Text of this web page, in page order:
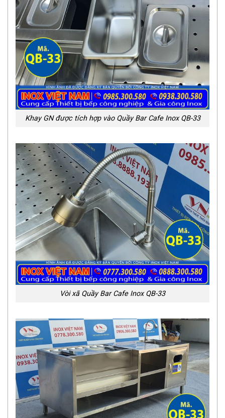
Khay GN được tích hợp vào Quầy Bar Cafe Inox QB-33
Vòi xã Quầy Bar Cafe Inox QB-33